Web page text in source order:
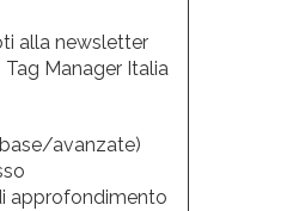
alla newsletter
Manager Italia
avanzate)
approfondimento